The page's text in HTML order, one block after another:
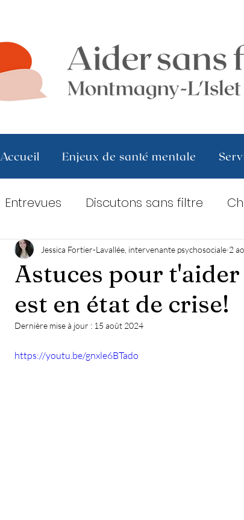
Accueil Enjeux de santé mentale
Entrevues Discutons sans filtre
Astuces pour
est en état de crise!
Jessica Fortier-Lavallée, intervenante psychosociale 2
Dernière mise à jour : 15 août 2024
https://youtu.be/gnxle6BTado